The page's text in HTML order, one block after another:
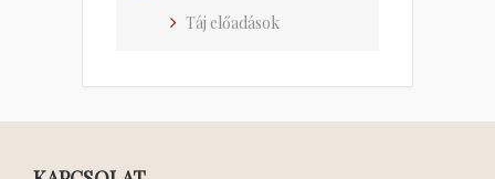
Táj előadások